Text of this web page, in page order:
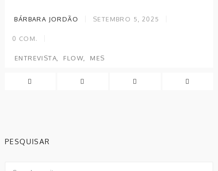
BÁRBARA JORDÃO SETEMBRO 5, 2025
0 COM.
ENTREVISTA FLOW MES
PESQUISAR